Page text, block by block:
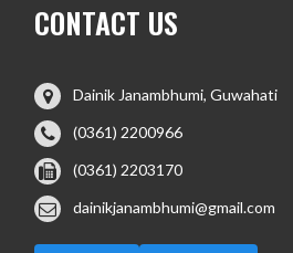
CONTACT US
Dainik Janambhumi, Guwahati
(0361) 2200966
(0361) 2203170
dainikjanambhumi@gmail.com